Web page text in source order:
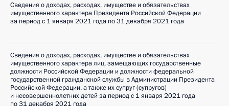
Сведения о доходах, расходах, имуществе и обязательствах
имущественного характера Президента Российской Федерации
за период с 1 января 2021 года по 31 декабря 2021 года
Сведения о доходах, расходах, имуществе и обязательствах
имущественного характера лиц, замещающих государственные
должности Российской Федерации и должности федеральной
государственной гражданской службы в Администрации Президента
Российской Федерации, а также их супруг (супругов)
и несовершеннолетних детей за период с 1 января 2021 года
по 31 декабря 2021 года